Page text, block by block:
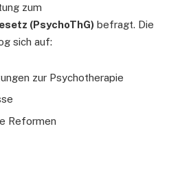
zum
(PsychoThG) befragt. Die
sich auf:
zur Psychotherapie
Reformen